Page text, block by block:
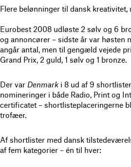
Flere belønninger til dansk
Eurobest 2008 udløste 2 sølv og 6
og annoncører – sidste år var høsten
angår antal, men til gengæld vejede
Grand Prix, 2 guld, 1 sølv og 1 bronze.
Der var Denmark i 8 ud af 9
nomineringer i både Radio, Print og
certificatet – shortlisteplaceringerne
trofæer.
Af shortlister med dansk
af fem kategorier – én til hver: